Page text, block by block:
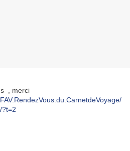
, merci